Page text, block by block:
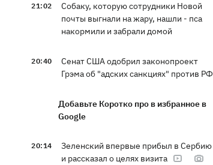
21:02
Собаку, которую сотрудники Новой
почты выгнали на жару, нашли - пса
накормили и забрали домой
20:40
Сенат США одобрил законопроект
Грэма об "адских санкциях" против РФ
Добавьте Коротко про в избранное в
Google
20:14
Зеленский впервые прибыл в Сербию
и рассказал о целях визита